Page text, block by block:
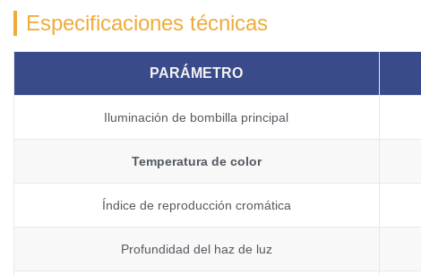
Especificaciones técnicas
PARÁMETRO
Iluminación de bombilla principal
Temperatura de color
Índice de reproducción cromática
Profundidad del haz de luz